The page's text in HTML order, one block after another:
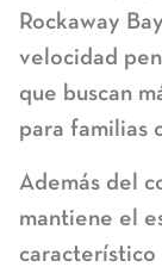
Rockaway
velocidad
que buscan
para familias
Además del
mantiene el
característico